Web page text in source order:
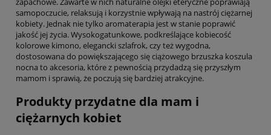
samopoczucie, relaksują i korzystnie wpływają na nastrój ciężarnej
kobiety. Jednak nie tylko aromaterapia jest w stanie poprawić
jakość jej życia. Wysokogatunkowe, podkreślające kobiecość
kolorowe kimono, elegancki szlafrok, czy też wygodna,
dostosowana do powiększającego się ciążowego brzuszka koszula
nocna to akcesoria, które z pewnością przydadzą się przyszłym
mamom i sprawią, że poczują się bardziej atrakcyjne.
Produkty przydatne dla mam i
ciężarnych kobiet